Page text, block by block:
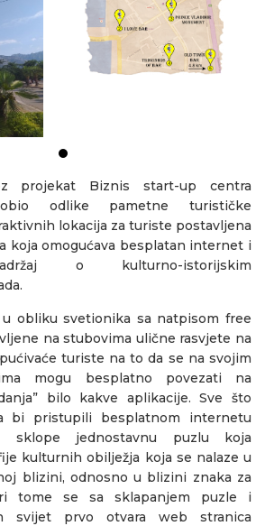
projekat Biznis start-up centra
odlike pametne turističke
lokacija za turiste postavljena
koja omogućava besplatan internet i
o kulturno-istorijskim
obliku svetionika sa natpisom free
na stubovima ulične rasvjete na
turiste na to da se na svojim
mogu besplatno povezati na
bilo kakve aplikacije. Sve što
bi pristupili besplatnom internetu
sklope jednostavnu puzlu koja
kulturnih obilježja koja se nalaze u
blizini, odnosno u blizini znaka za
tome se sa sklapanjem puzle i
svijet prvo otvara web stranica